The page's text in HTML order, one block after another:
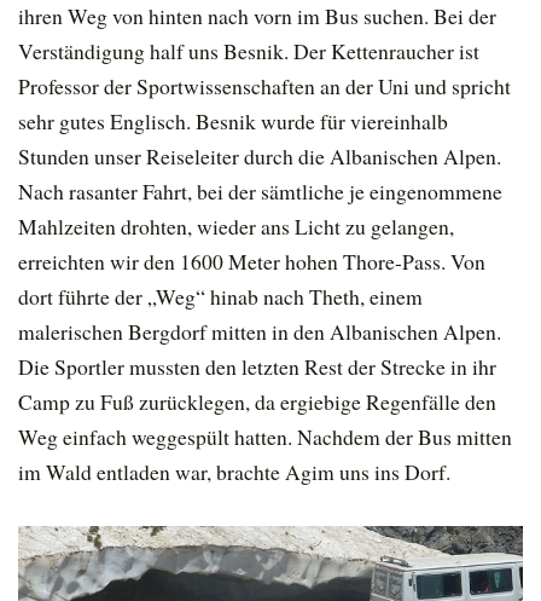
ihren Weg von hinten nach vorn im Bus suchen. Bei der
Verständigung half uns Besnik. Der Kettenraucher ist
Professor der Sportwissenschaften an der Uni und spricht
sehr gutes Englisch. Besnik wurde für viereinhalb
Stunden unser Reiseleiter durch die Albanischen Alpen.
Nach rasanter Fahrt, bei der sämtliche je eingenommene
Mahlzeiten drohten, wieder ans Licht zu gelangen,
erreichten wir den 1600 Meter hohen Thore-Pass. Von
dort führte der „Weg“ hinab nach Theth, einem
malerischen Bergdorf mitten in den Albanischen Alpen.
Die Sportler mussten den letzten Rest der Strecke in ihr
Camp zu Fuß zurücklegen, da ergiebige Regenfälle den
Weg einfach weggespült hatten. Nachdem der Bus mitten
im Wald entladen war, brachte Agim uns ins Dorf.